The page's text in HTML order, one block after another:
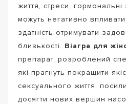
життя, стреси, гормональні
можуть негативно
здатність отримувати
близькості. Віагра для
препарат, розроблений
які прагнуть покращити
сексуального життя,
досягти нових вершин